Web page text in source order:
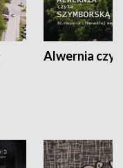
Alwernia